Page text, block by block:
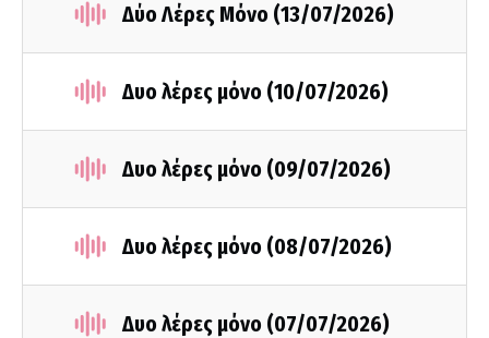
Δύο Λέρες Μόνο (13/07/2026)
Δυο λέρες μόνο (10/07/2026)
Δυο λέρες μόνο (09/07/2026)
Δυο λέρες μόνο (08/07/2026)
Δυο λέρες μόνο (07/07/2026)